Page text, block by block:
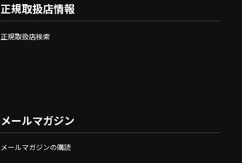
正規取扱店情報
正規取扱店検索
メールマガジン
メールマガジンの購読